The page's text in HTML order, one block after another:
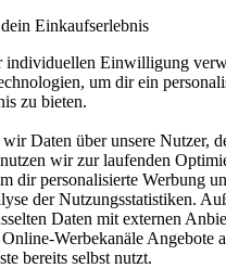
Einkaufserlebnis
individuellen Einwilligung
um dir ein
zu bieten.
Daten über unsere Nutzer,
wir zur laufenden
dir personalisierte Werbung
der Nutzungsstatistiken.
Daten mit externen
Werbekanäle Angebote
bereits selbst nutzt.